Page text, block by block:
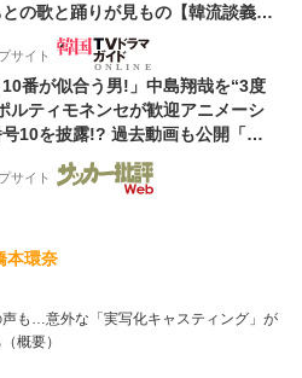
の歌と踊りが見もの【韓流談義fr
サイト
10番が似合う男!」中島翔哉を“3度
ルティモネンセが歓迎アニメーシ
号10を披露!? 過去動画も公開「幸
「爽やかイケメン」
サイト
本環奈
も…意外な「実写化キャスティング」が
概要）